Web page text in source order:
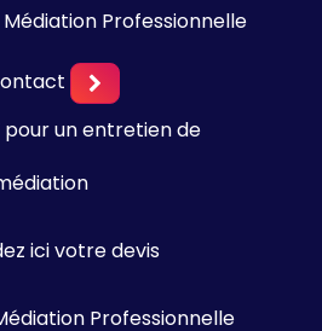
Professionnelle
pour un entretien de
ici votre devis
Professionnelle